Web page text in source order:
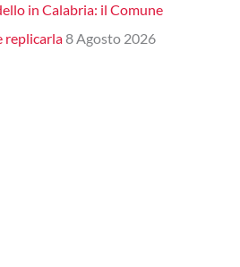
in Calabria: il Comune
replicarla8 Agosto 2026